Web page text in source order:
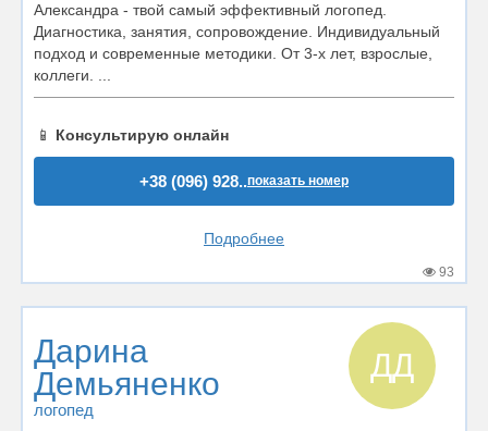
Александра - твой самый эффективный логопед.
Диагностика, занятия, сопровождение. Индивидуальный
подход и современные методики. От 3-х лет, взрослые,
коллеги. ...
📱 Консультирую онлайн
+38 (096) 928..показать номер
Подробнее
93
Дарина
Демьяненко
логопед
ДД